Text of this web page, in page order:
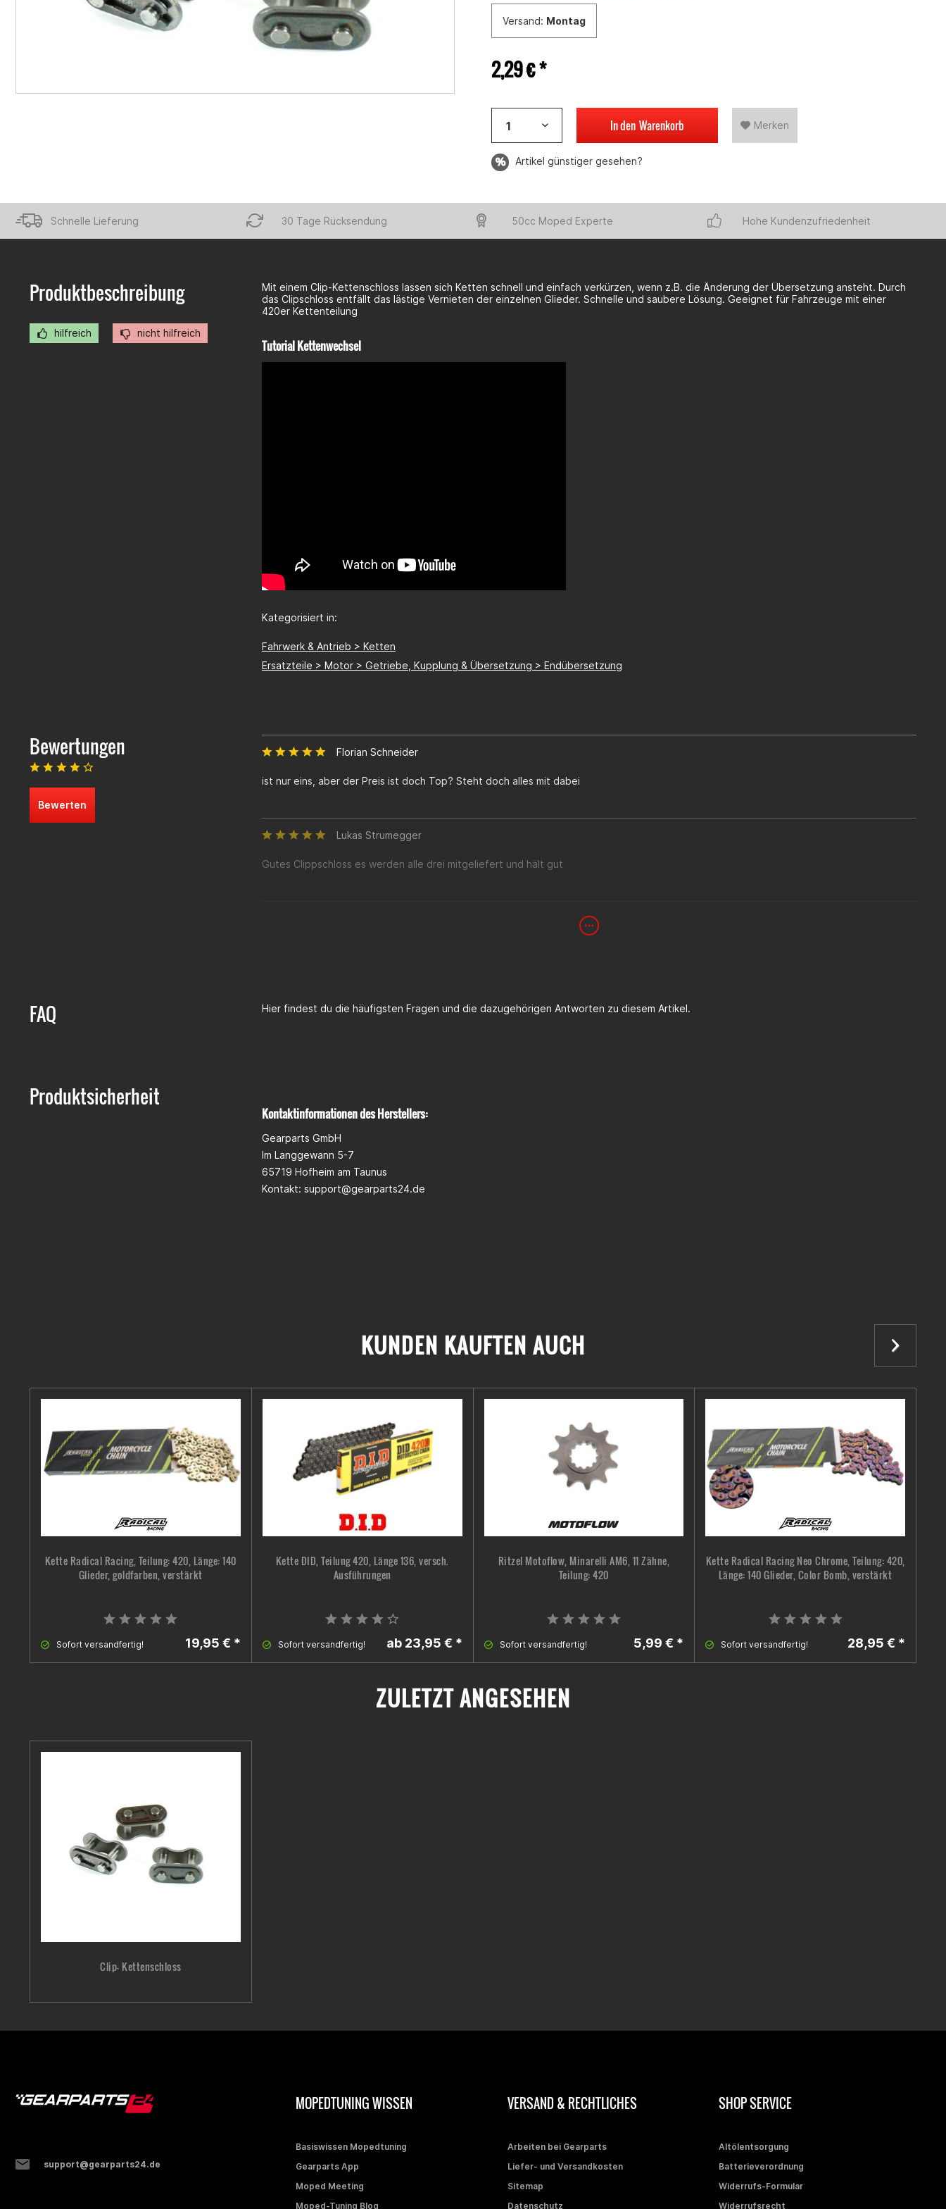
Versand: Montag
2,29 € *
In den Warenkorb Merken
Artikel günstiger gesehen?
Schnelle Lieferung 30 Tage Rücksendung 50cc Moped Experte Hohe Kundenzufriedenheit
Produktbeschreibung
hilfreich nicht hilfreich
Mit einem Clip-Kettenschloss lassen sich Ketten schnell und einfach verkürzen, wenn z.B. die Änderung der Übersetzung ansteht. Durch
das Clipschloss entfällt das lästige Vernieten der einzelnen Glieder. Schnelle und saubere Lösung. Geeignet für Fahrzeuge mit einer
420er Kettenteilung
Tutorial Kettenwechsel
Kategorisiert in:
Fahrwerk & Antrieb > Ketten
Ersatzteile > Motor > Getriebe, Kupplung & Übersetzung > Endübersetzung
Bewertungen
Bewerten
Florian Schneider
ist nur eins, aber der Preis ist doch Top? Steht doch alles mit dabei
Lukas Strumegger
Gutes Clippschloss es werden alle drei mitgeliefert und hält gut
FAQ Hier findest du die häufigsten Fragen und die dazugehörigen Antworten zu diesem Artikel.
Produktsicherheit
Kontaktinformationen des Herstellers:
Gearparts GmbH
Im Langgewann 5-7
65719 Hofheim am Taunus
Kontakt: support@gearparts24.de
KUNDEN KAUFTEN AUCH
Kette Radical Racing, Teilung: 420, Länge: 140
Glieder, goldfarben, verstärkt
Sofort versandfertig! 19,95 € *
Kette DID, Teilung 420, Länge 136, versch.
Ausführungen
Sofort versandfertig! ab 23,95 € *
Ritzel Motoflow, Minarelli AM6, 11 Zähne,
Teilung: 420
Sofort versandfertig! 5,99 € *
Kette Radical Racing Neo Chrome, Teilung: 420,
Länge: 140 Glieder, Color Bomb, verstärkt
Sofort versandfertig! 28,95 € *
ZULETZT ANGESEHEN
Clip- Kettenschloss
support@gearparts24.de
MOPEDTUNING WISSEN
Basiswissen Mopedtuning
Gearparts App
Moped Meeting
Moped-Tuning Blog
VERSAND & RECHTLICHES
Arbeiten bei Gearparts
Liefer- und Versandkosten
Sitemap
Datenschutz
SHOP SERVICE
Altölentsorgung
Batterieverordnung
Widerrufs-Formular
Widerrufsrecht